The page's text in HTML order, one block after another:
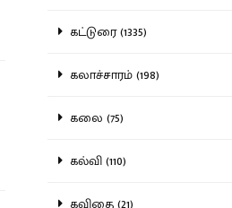
கட்டுரை (1335)
கலாச்சாரம் (198)
கலை (75)
கல்வி (110)